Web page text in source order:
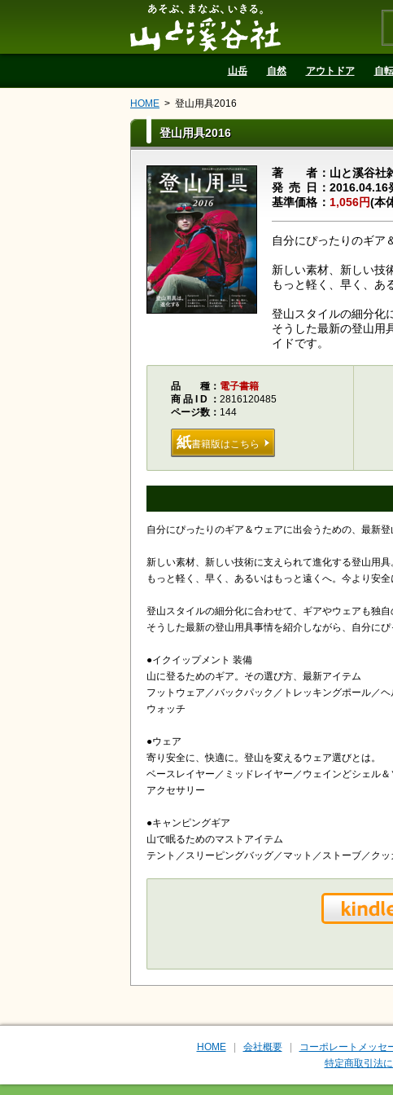
山岳 自然 アウトドア 自
HOME 登山用具2016
登山用具2016
著者山と溪谷社
発売日 2016.04.16
基準価格
1,056円(本
自分にぴったりのギア
新しい素材、新しい技
もっと軽く、早く、あ
登山スタイルの細分化
そうした最新の登山用
イドです。
品種電子書籍
商品ID
2816120485
ページ数
144
紙書籍版はこちら
自分にぴったりのギア＆ウェアに出会うための、最新
新しい素材、新しい技術に支えられて進化する登山用具
もっと軽く、早く、あるいはもっと遠くへ。今より安全
登山スタイルの細分化に合わせて、ギアやウェアも独自
そうした最新の登山用具事情を紹介しながら、自分に
●イクイップメント 装備
山に登るためのギア。その選び方、最新アイテム
フットウェア／バックパック／トレッキングポール／
ウォッチ
●ウェア
寄り安全に、快適に。登山を変えるウェア選びとは。
ベースレイヤー／ミッドレイヤー／ウェインどシェル
アクセサリー
●キャンピングギア
山で眠るためのマストアイテム
テント／スリーピングバッグ／マット／ストーブ／ク
HOME 会社概要 コーポレートメッセ
特定商取引法